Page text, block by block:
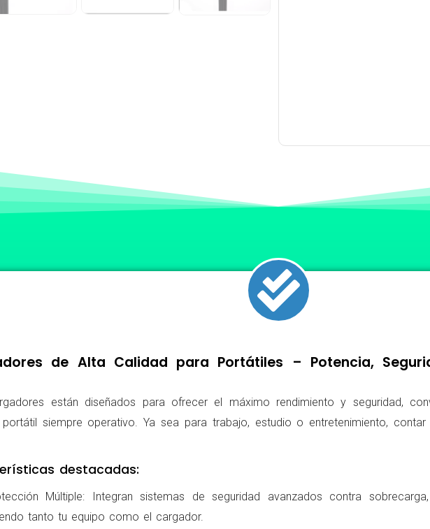
de Alta Calidad para Portátiles – Potencia,
están diseñados para ofrecer el máximo rendimiento y seguridad,
siempre operativo. Ya sea para trabajo, estudio o entretenimiento,
destacadas:
Múltiple: Integran sistemas de seguridad avanzados contra
tanto tu equipo como el cargador.